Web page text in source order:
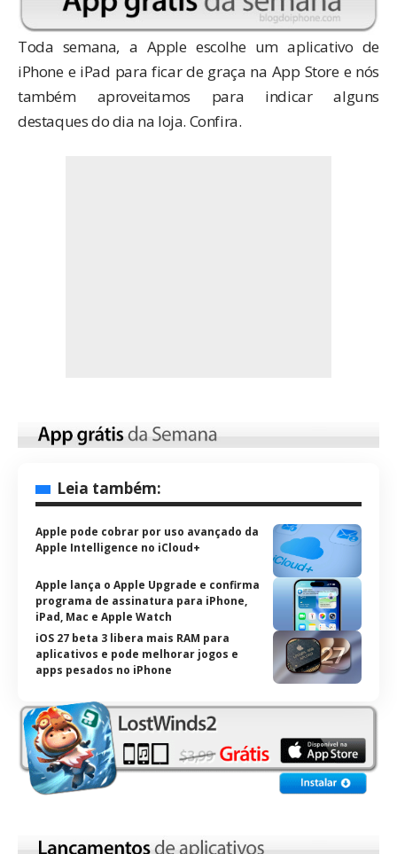
Toda semana, a Apple escolhe um aplicativo de
iPhone e iPad para ficar de graça na App Store e nós
também aproveitamos para indicar alguns
destaques do dia na loja. Confira.
Leia também:
Apple pode cobrar por uso avançado da
Apple Intelligence no iCloud+
Apple lança o Apple Upgrade e confirma
programa de assinatura para iPhone,
iPad, Mac e Apple Watch
iOS 27 beta 3 libera mais RAM para
aplicativos e pode melhorar jogos e
apps pesados no iPhone